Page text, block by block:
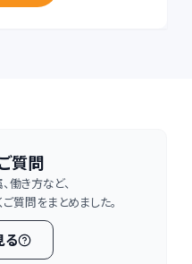
質問
働き方など、
質問をまとめました。
る